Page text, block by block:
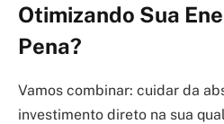
Otimizando Sua
Pena?
Vamos combinar: cuidar da
investimento direto na sua